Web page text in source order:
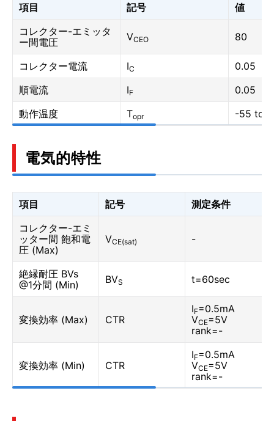
項目 記号
値
コレクター-エミッタ
ー間電圧
VCEO 80
コレクター電流 IC
0.05
順電流
IF
0.05
動作温度
Topr -55 to
電気的特性
項目 記号
測定条件
コレクター-エミ
ッター間 飽和電
圧 (Max)
VCE(sat) -
絶縁耐圧 BVs
@1分間 (Min)
BVS t=60sec
変換効率 (Max) CTR
IF=0.5mA
VCE=5V
rank=-
変換効率 (Min) CTR
IF=0.5mA
VCE=5V
rank=-